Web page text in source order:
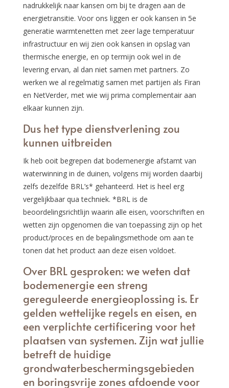
nadrukkelijk naar kansen om bij te dragen aan de
energietransitie. Voor ons liggen er ook kansen in 5e
generatie warmtenetten met zeer lage temperatuur
infrastructuur en wij zien ook kansen in opslag van
thermische energie, en op termijn ook wel in de
levering ervan, al dan niet samen met partners. Zo
werken we al regelmatig samen met partijen als Firan
en NetVerder, met wie wij prima complementair aan
elkaar kunnen zijn.
Dus het type dienstverlening zou
kunnen uitbreiden
Ik heb ooit begrepen dat bodemenergie afstamt van
waterwinning in de duinen, volgens mij worden daarbij
zelfs dezelfde BRL’s* gehanteerd. Het is heel erg
vergelijkbaar qua techniek. *BRL is de
beoordelingsrichtlijn waarin alle eisen, voorschriften en
wetten zijn opgenomen die van toepassing zijn op het
product/proces en de bepalingsmethode om aan te
tonen dat het product aan deze eisen voldoet.
Over BRL gesproken: we weten dat
bodemenergie een streng
gereguleerde energieoplossing is. Er
gelden wettelijke regels en eisen, en
een verplichte certificering voor het
plaatsen van systemen. Zijn wat jullie
betreft de huidige
grondwaterbeschermingsgebieden
en boringsvrije zones afdoende voor